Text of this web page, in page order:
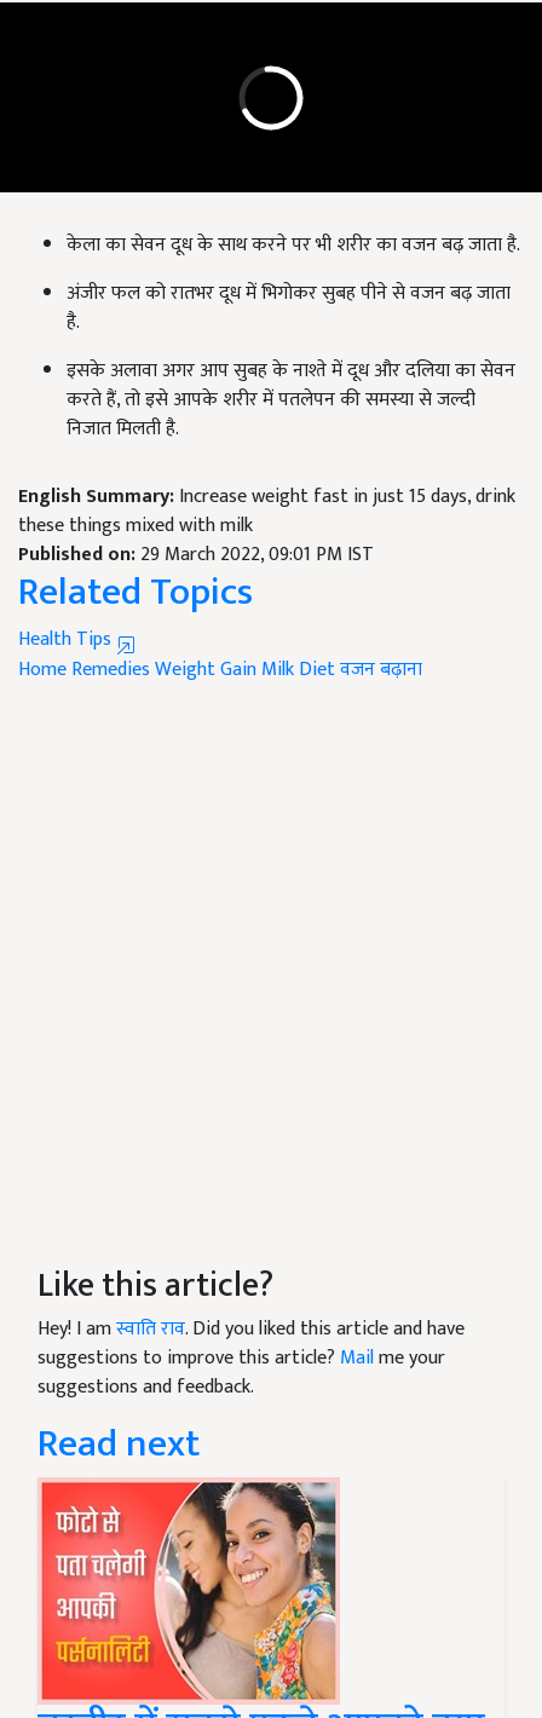
केला का सेवन दूध के साथ करने पर भी शरीर का वजन बढ़ जाता है.
अंजीर फल को रातभर दूध में भिगोकर सुबह पीने से वजन बढ़ जाता
है.
इसके अलावा अगर आप सुबह के नाश्ते में दूध और दलिया का सेवन
करते हैं, तो इसे आपके शरीर में पतलेपन की समस्या से जल्दी
निजात मिलती है.
English Summary:Increase weight fast in just 15 days, drink
these things mixed with milk
Published on:29 March 2022, 09:01 PM IST
Related Topics
Health Tips
Home RemediesWeight GainMilk Dietवजन बढ़ाना
Like this article?
Hey! I amस्वाति राव. Did you liked this article and have
suggestions to improve this article? Mailme your
suggestions and feedback.
Read next